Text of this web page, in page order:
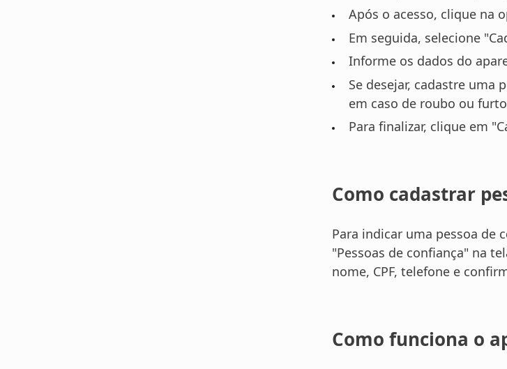
Após o acesso, clique na
Em seguida, selecione
Informe os dados do
Se desejar, cadastre uma
em caso de roubo ou
Para finalizar, clique em
Como cadastrar
Para indicar uma pessoa de
"Pessoas de confiança" na
nome, CPF, telefone e
Como funciona o